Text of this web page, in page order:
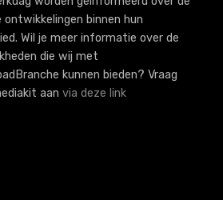
ontwikkelingen binnen hun
Wil je meer informatie over de
die wij met
kunnen bieden? Vraag
aan via deze link